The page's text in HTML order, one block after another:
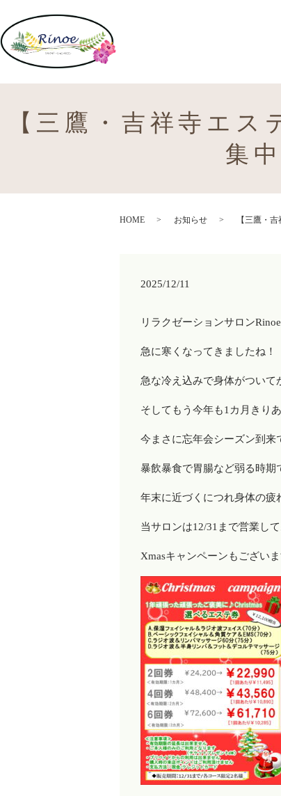
【三鷹・吉祥寺エ
集
HOME お知らせ 【三鷹・
2025/12/11
リラクゼーションサロンRinoe
急に寒くなってきましたね！
急な冷え込みで身体がついて
そしてもう今年も1カ月きり
今まさに忘年会シーズン到来
暴飲暴食で胃腸など弱る時期
年末に近づくにつれ身体の疲
当サロンは12/31まで営業し
Xmasキャンペーンもござい